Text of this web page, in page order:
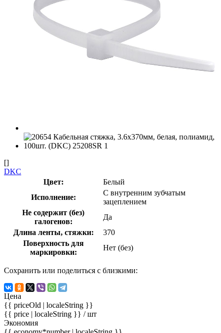
[]
DKC
Цвет:
Белый
Исполнение:
С внутренним зубчатым
зацеплением
Не содержит (без)
галогенов:
Да
Длина ленты, стяжки:
370
Поверхность для
маркировки:
Нет (без)
Сохранить или поделиться с близкими:
Цена
{{ priceOld | localeString }}
{{ price | localeString }} / шт
Экономия